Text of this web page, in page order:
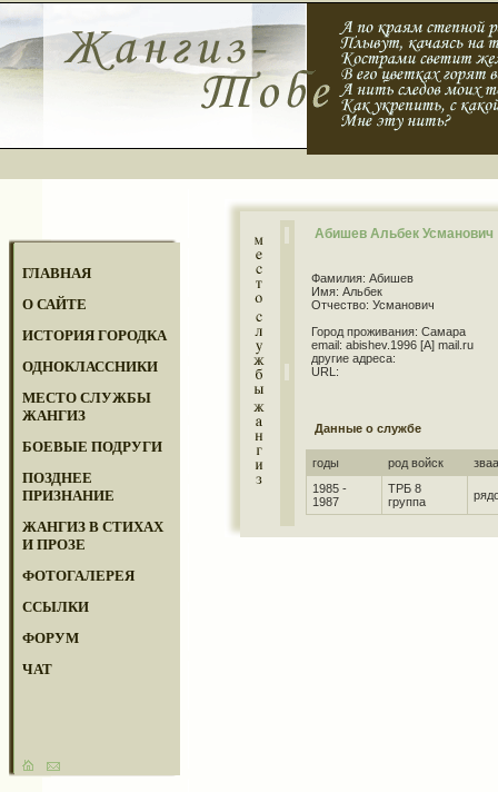
ГЛАВНАЯ
О САЙТЕ
ИСТОРИЯ ГОРОДКА
ОДНОКЛАССНИКИ
МЕСТО СЛУЖБЫ
ЖАНГИЗ
БОЕВЫЕ ПОДРУГИ
ПОЗДНЕЕ
ПРИЗНАНИЕ
ЖАНГИЗ В СТИХАХ
И ПРОЗЕ
ФОТОГАЛЕРЕЯ
ССЫЛКИ
ФОРУМ
ЧАТ
Абишев Альбек Усманович
Фамилия: Абишев
Имя: Альбек
Отчество: Усманович
Город проживания: Самара
email: abishev.1996 [A] mail.ru
другие адреса:
URL:
Данные о службе
годы род войск
1985 -
1987
ТРБ 8
группа